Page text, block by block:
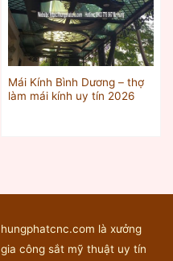
Mái Kính Bình Dương – thợ
làm mái kính uy tín 2026
hungphatcnc.com là xưởng
gia công sắt mỹ thuật uy tín